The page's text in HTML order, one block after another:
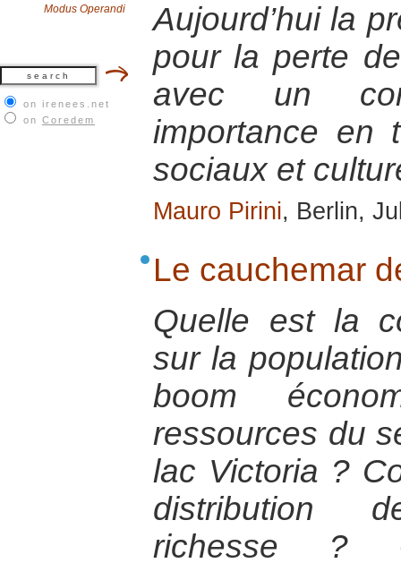
Modus Operandi
on irenees.net
on Coredem
Aujourd’hui la
pour la perte
avec un
importance en
sociaux et
Mauro Pirini, Berlin,
Le cauchemar
Quelle est la
sur la
boom
ressources du
lac Victoria ?
distribution
richesse ?